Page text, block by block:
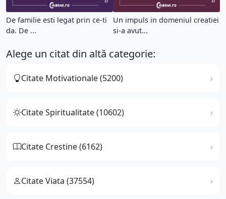
De familie esti legat prin ce-ti
da. De ...
Un impuls in domeniul creatiei
si-a avut...
Alege un citat din altă categorie:
Citate Motivationale (5200)
Citate Spiritualitate (10602)
Citate Crestine (6162)
Citate Viata (37554)